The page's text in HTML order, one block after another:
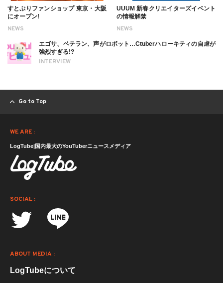
NEWS
すとぷりファンショップ 東京・大阪
にオープン!
NEWS
UUUM 新春クリエイターズイベント
の情報解禁
INTERVIEW
エゴサ、ベテラン、声がロボット…Ctuberハローキティの自虐が
強烈すぎる!?
Go to Top
WE ARE :
LogTube|国内最大のYouTuberニュースメディア
SOCIAL :
ABOUT MEDIA :
LogTubeについて